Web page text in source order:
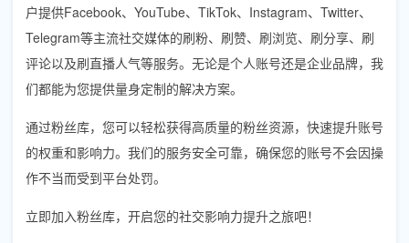
户提供Facebook、YouTube、TikTok、Instagram、Twitter、
Telegram等主流社交媒体的刷粉、刷赞、刷浏览、刷分享、刷
评论以及刷直播人气等服务。无论是个人账号还是企业品牌，我
们都能为您提供量身定制的解决方案。
通过粉丝库，您可以轻松获得高质量的粉丝资源，快速提升账号
的权重和影响力。我们的服务安全可靠，确保您的账号不会因操
作不当而受到平台处罚。
立即加入粉丝库，开启您的社交影响力提升之旅吧！